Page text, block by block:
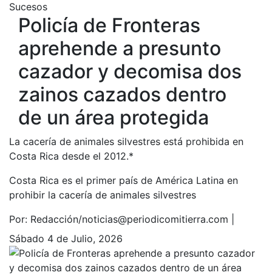
Sucesos
Policía de Fronteras
aprehende a presunto
cazador y decomisa dos
zainos cazados dentro
de un área protegida
La cacería de animales silvestres está prohibida en
Costa Rica desde el 2012.*
Costa Rica es el primer país de América Latina en
prohibir la cacería de animales silvestres
Por: Redacción/noticias@periodicomitierra.com |
Sábado 4 de Julio, 2026